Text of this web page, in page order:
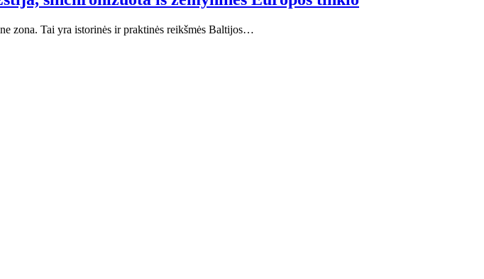
zona. Tai yra istorinės ir praktinės reikšmės Baltijos…